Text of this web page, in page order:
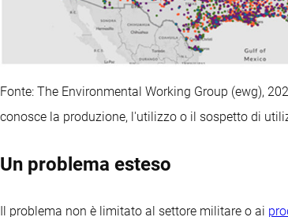
Fonte: The Environmental Working Group (ewg),
conosce la produzione, l'utilizzo o il sospetto di
Un problema esteso
Il problema non è limitato al settore militare o ai